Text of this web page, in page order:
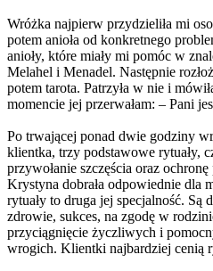
Wróżka najpierw przydzieliła mi
potem anioła od konkretnego
anioły, które miały mi pomóc w
Melahel i Menadel. Następnie
potem tarota. Patrzyła w nie i
momencie jej przerwałam: – Pani
Po trwającej ponad dwie godziny
klientka, trzy podstawowe rytuały,
przywołanie szczęścia oraz
Krystyna dobrała odpowiednie dla
rytuały to druga jej specjalność. Są
zdrowie, sukces, na zgodę w
przyciągnięcie życzliwych i
wrogich. Klientki najbardziej cenią